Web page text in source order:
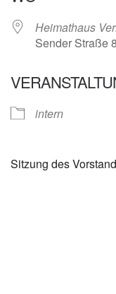
Heimathaus
Sender Straße
intern
Sitzung des